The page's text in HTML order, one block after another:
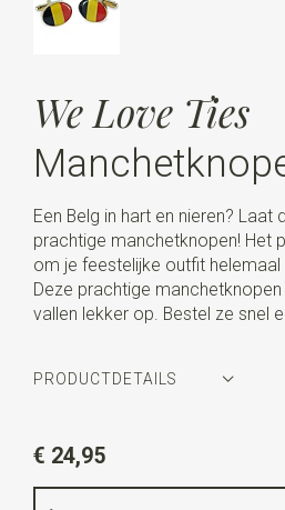
We Love Ties
Een Belg in hart en nieren? Laat
prachtige manchetknopen! Het
om je feestelijke outfit helemaal
Deze prachtige
vallen lekker op. Bestel ze snel
PRODUCTDETAILS
goud / rood / geel / zwart
€ 24,95